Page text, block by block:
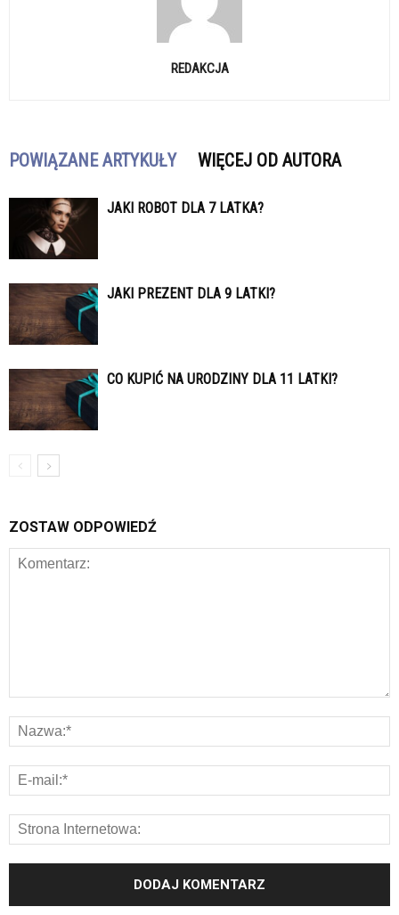
REDAKCJA
POWIĄZANE ARTYKUŁY WIĘCEJ OD AUTORA
JAKI ROBOT DLA 7 LATKA?
JAKI PREZENT DLA 9 LATKI?
CO KUPIĆ NA URODZINY DLA 11 LATKI?
ZOSTAW ODPOWIEDŹ